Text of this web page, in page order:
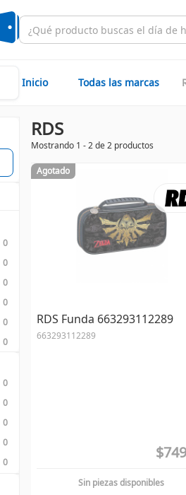
Inicio Todas las marcas
0
0
0
0
0
0
0
0
0
0
0
RDS
Mostrando 1 - 2 de 2 productos
Agotado
RDS Funda 663293112289
663293112289
Sin piezas disponibles